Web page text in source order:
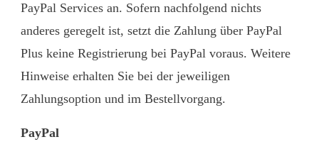
PayPal Services an. Sofern nachfolgend nichts
anderes geregelt ist, setzt die Zahlung über PayPal
Plus keine Registrierung bei PayPal voraus. Weitere
Hinweise erhalten Sie bei der jeweiligen
Zahlungsoption und im Bestellvorgang.
PayPal